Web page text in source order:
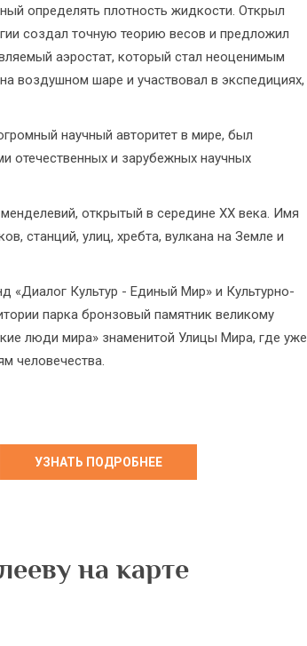
определять плотность жидкости. Открыл
создал точную теорию весов и предложил
аэростат, который стал неоценимым
воздушном шаре и участвовал в экспедициях,
научный авторитет в мире, был
отечественных и зарубежных научных
открытый в середине ХХ века. Имя
станций, улиц, хребта, вулкана на Земле и
Культур - Единый Мир» и Культурно-
парка бронзовый памятник великому
люди мира» знаменитой Улицы Мира, где уже
человечества.
на карте